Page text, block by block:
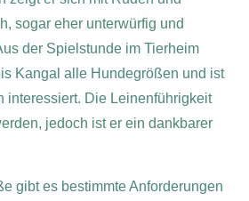
sogar eher unterwürfig und
der Spielstunde im Tierheim
Kangal alle Hundegrößen und ist
interessiert. Die Leinenführigkeit
jedoch ist er ein dankbarer
gibt es bestimmte Anforderungen